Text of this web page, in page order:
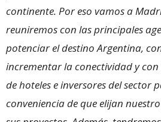
continente. Por eso vamos a
reuniremos con las principales
potenciar el destino Argentina,
incrementar la conectividad y con
de hoteles e inversores del sector
conveniencia de que elijan